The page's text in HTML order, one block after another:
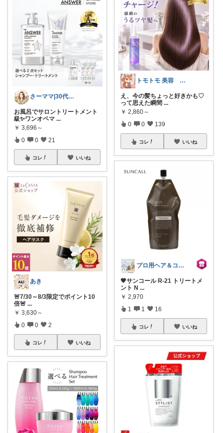
さーママ|30代小2女児ママ🎀
お風呂でサロントリートメント
級✨ワンオペマ ...
￥ 3,696～
0 0 21
コレ いいね
あき
🚨7/30～8/3限定でポイント10
倍🚨 ...
￥ 3,630～
0 0 2
コレ いいね
トモトモ 美容 食品 子育てルーム
え、今の髪ちょっと好きかも♡
って思えた瞬間 ...
￥ 2,860～
0 0 139
コレ いいね
プロ用ヘア＆コスメShopネッツビー
🤎サンコール R-21 トリートメ
ント N ...
￥ 2,970
1 1 16
コレ いいね